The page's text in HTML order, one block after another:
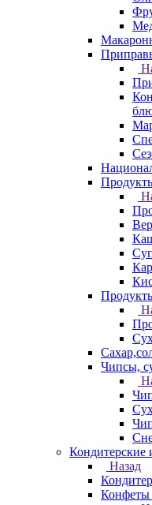
Чипсы,
Кондитерские
Назад
Конфеты